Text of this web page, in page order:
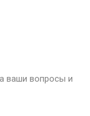
ваши вопросы и